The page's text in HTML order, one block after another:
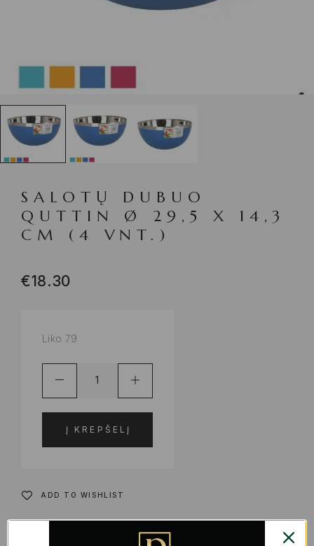
SALOTŲ DUBUO
QUTTIN Ø 29,5 X 14,3
CM (4 VNT.)
€18.30
Liko 79
Į KREPŠELĮ
ADD TO WISHLIST